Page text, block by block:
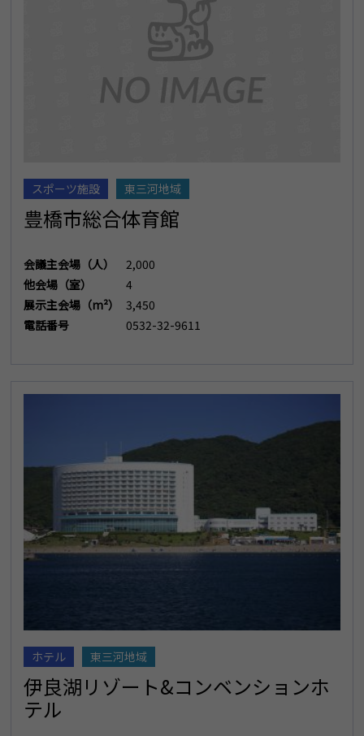
スポーツ施設 東三河地域
豊橋市総合体育館
会議主会場（人）
2,000
他会場（室）
4
展示主会場（m²）
3,450
電話番号
0532-32-9611
ホテル 東三河地域
伊良湖リゾート&コンベンションホ
テル